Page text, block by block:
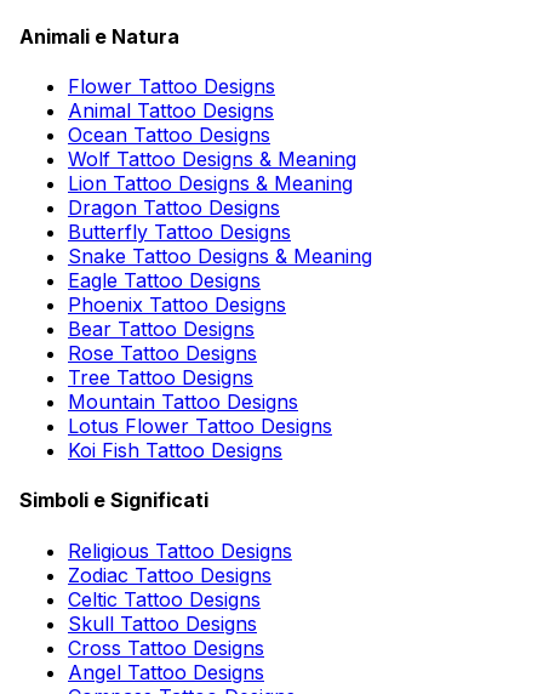
Animali e Natura
Flower Tattoo Designs
Animal Tattoo Designs
Ocean Tattoo Designs
Wolf Tattoo Designs & Meaning
Lion Tattoo Designs & Meaning
Dragon Tattoo Designs
Butterfly Tattoo Designs
Snake Tattoo Designs & Meaning
Eagle Tattoo Designs
Phoenix Tattoo Designs
Bear Tattoo Designs
Rose Tattoo Designs
Tree Tattoo Designs
Mountain Tattoo Designs
Lotus Flower Tattoo Designs
Koi Fish Tattoo Designs
Simboli e Significati
Religious Tattoo Designs
Zodiac Tattoo Designs
Celtic Tattoo Designs
Skull Tattoo Designs
Cross Tattoo Designs
Angel Tattoo Designs